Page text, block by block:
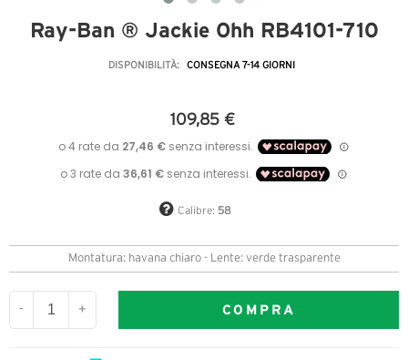
Ray-Ban ® Jackie Ohh RB4101-710
DISPONIBILITÀ: CONSEGNA 7-14 GIORNI
109,85 €
Calibre: 58
Montatura: havana chiaro - Lente: verde trasparente
- + COMPRA